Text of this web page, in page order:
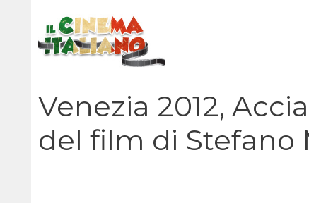
contenuto
Venezia 2012,
del film di Stefano